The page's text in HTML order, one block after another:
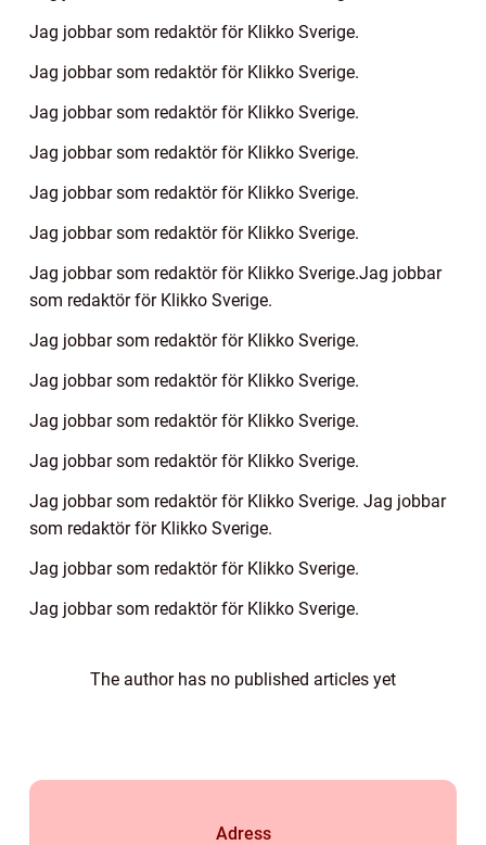
Jag jobbar som redaktör för Klikko Sverige.
Jag jobbar som redaktör för Klikko Sverige.
Jag jobbar som redaktör för Klikko Sverige.
Jag jobbar som redaktör för Klikko Sverige.
Jag jobbar som redaktör för Klikko Sverige.
Jag jobbar som redaktör för Klikko Sverige.
Jag jobbar som redaktör för Klikko Sverige.Jag jobbar
som redaktör för Klikko Sverige.
Jag jobbar som redaktör för Klikko Sverige.
Jag jobbar som redaktör för Klikko Sverige.
Jag jobbar som redaktör för Klikko Sverige.
Jag jobbar som redaktör för Klikko Sverige.
Jag jobbar som redaktör för Klikko Sverige. Jag jobbar
som redaktör för Klikko Sverige.
Jag jobbar som redaktör för Klikko Sverige.
Jag jobbar som redaktör för Klikko Sverige.
The author has no published articles yet
Adress